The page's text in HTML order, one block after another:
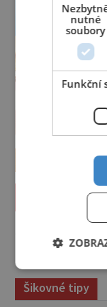
Šikovné tipy
nutné
soubory
Funkční